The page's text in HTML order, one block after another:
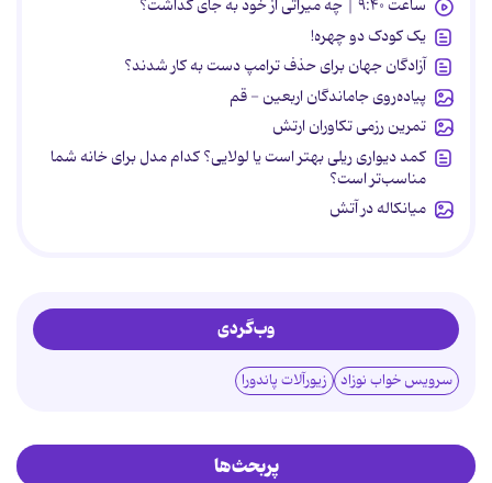
ساعت ۹:۴۰ | چه میراثی از خود به جای گذاشت؟
یک کودک دو چهره!
آزادگان جهان برای حذف ترامپ دست به کار شدند؟
پیاده‌روی جاماندگان اربعین - قم
تمرین رزمی تکاوران ارتش
کمد دیواری ریلی بهتر است یا لولایی؟ کدام مدل برای خانه شما
مناسب‌تر است؟
میانکاله در آتش
وب‌گردی
سرویس خواب نوزاد زیورآلات پاندورا
پربحث‌ها